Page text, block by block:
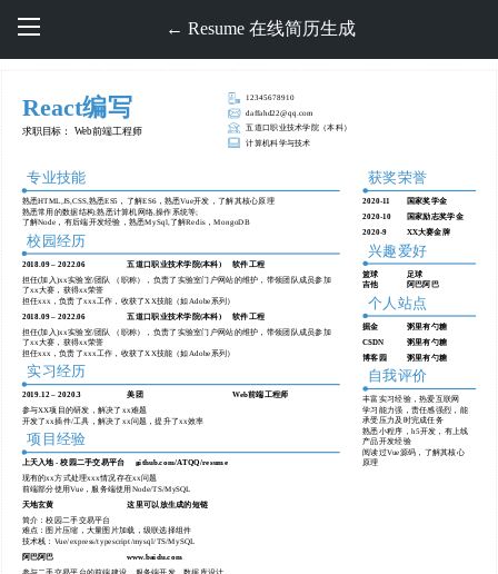
← Resume 在线简历生成